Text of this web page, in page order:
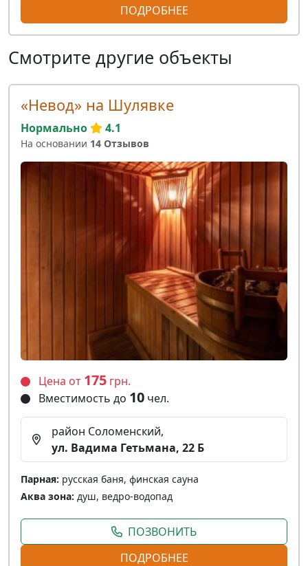
ПОДРОБНЕЕ
Смотрите другие объекты
«Невод» на Шулявке
Нормально 4.1
На основании 14 Отзывов
Цена от 175 грн.
Вместимость до 10 чел.
район Соломенский,
ул. Вадима Гетьмана, 22 Б
Парная: русская баня, финская сауна
Аква зона: душ, ведро-водопад
ПОЗВОНИТЬ
ПОДРОБНЕЕ